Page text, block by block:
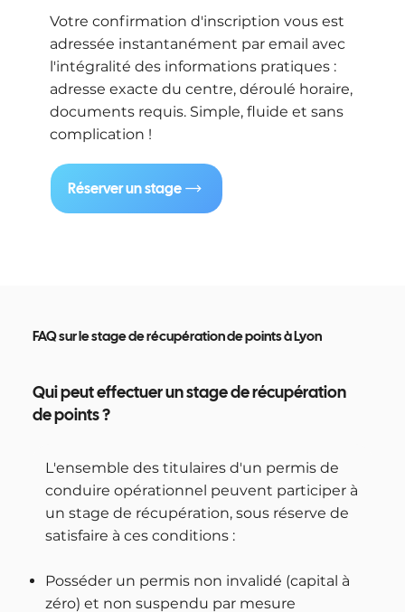
FAQ sur le stage de récupération de points à Lyon
Qui peut effectuer un stage de récupération
de points ?
L'ensemble des titulaires d'un permis de
conduire opérationnel peuvent participer à
un stage de récupération, sous réserve de
satisfaire à ces conditions :
Posséder un permis non invalidé (capital à
zéro) et non suspendu par mesure
Votre confirmation d'inscription vous est
adressée instantanément par email avec
l'intégralité des informations pratiques :
adresse exacte du centre, déroulé horaire,
documents requis. Simple, fluide et sans
complication !
Réserver un stage